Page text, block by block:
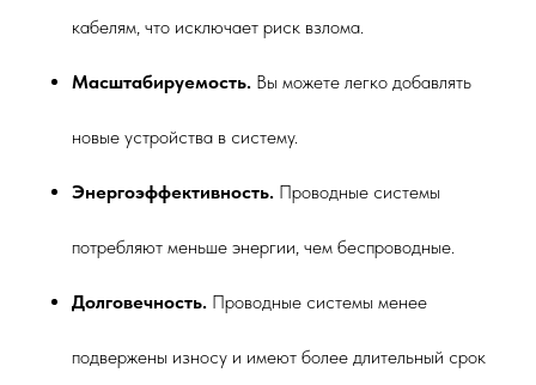
кабелям, что исключает риск взлома.
Масштабируемость. Вы можете легко добавлять
новые устройства в систему.
Энергоэффективность. Проводные системы
потребляют меньше энергии, чем беспроводные.
Долговечность. Проводные системы менее
подвержены износу и имеют более длительный срок